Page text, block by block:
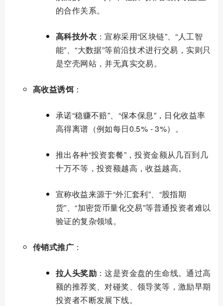
的合作关系。
高科技外衣 ：宣称采用“区块链”、“人工智
能”、“大数据”等前沿技术进行交易，实则只
是空壳网站，并无真实交易。
高收益诱饵：
承诺“稳赚不赔”、“保本保息”，日化收益率
高得离谱（例如每日0.5% - 3%）。
推出各种“投资套餐”，投资金额从几百到几
十万不等，投资额越高，收益越高。
宣称收益来源于“外汇套利”、“股指期
货”、“加密货币量化交易”等普通投资者难以
验证的复杂领域。
传销式推广 ：
拉人头奖励 ：这是资金盘的生命线。通过高
额的推荐奖、对碰奖、领导奖等，激励早期
投资者不断发展下线。